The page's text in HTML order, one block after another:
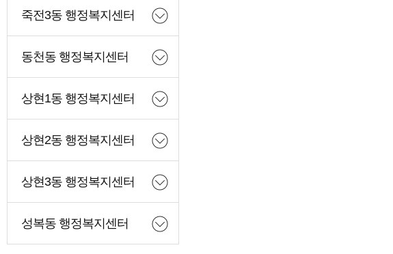
죽전3동 행정복지센터
동천동 행정복지센터
상현1동 행정복지센터
상현2동 행정복지센터
상현3동 행정복지센터
성복동 행정복지센터